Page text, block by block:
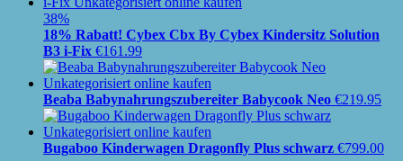
38%
18% Rabatt! Cybex Cbx By Cybex Kindersitz Solution
B3 i-Fix €161.99
Beaba Babynahrungszubereiter Babycook Neo €219.95
Bugaboo Kinderwagen Dragonfly Plus schwarz €799.00